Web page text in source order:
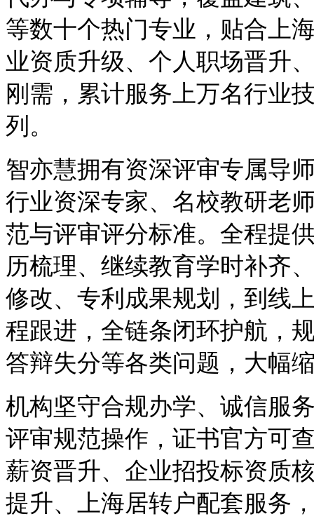
等数十个热门专业，贴合上
业资质升级、个人职场晋升
刚需，累计服务上万名行业
列。
智亦慧拥有资深评审专属导
行业资深专家、名校教研老
范与评审评分标准。全程提
历梳理、继续教育学时补齐
修改、专利成果规划，到线
程跟进，全链条闭环护航，
答辩失分等各类问题，大幅
机构坚守合规办学、诚信服
评审规范操作，证书官方可
薪资晋升、企业招投标资质
提升、上海居转户配套服务